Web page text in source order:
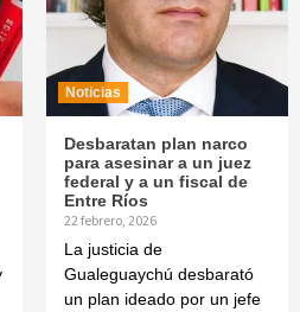
Noticias
Desbaratan plan narco
para asesinar a un juez
federal y a un fiscal de
Entre Ríos
22 febrero, 2026
La justicia de
Gualeguaychú desbarató
un plan ideado por un jefe